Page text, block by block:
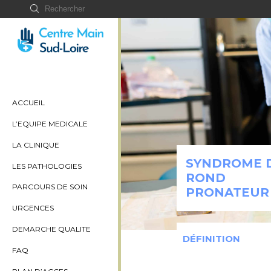
ACCUEIL
L’EQUIPE MEDICALE
LA CLINIQUE
LES PATHOLOGIES
PARCOURS DE SOIN
URGENCES
DEMARCHE QUALITE
FAQ
SYNDROME
ROND
PRONATEUR
DÉFINITION